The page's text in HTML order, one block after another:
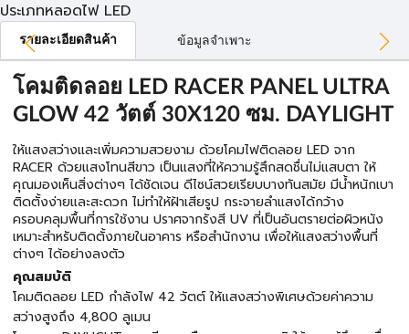
ประเภทหลอดไฟ LED
รายละเอียดสินค้า ข้อมูลจำเพาะ
โคมติดลอย LED RACER PANEL ULTRA
GLOW 42 วัตต์ 30X120 ซม. DAYLIGHT
ให้แสงสว่างและเพิ่มความสวยงาม ด้วยโคมไฟติดลอย LED จาก
RACER ด้วยแสงโทนสีขาว เป็นแสงที่ให้ความรู้สึกสดชื่นไม่แสบตา ให้
คุณมองเห็นสิ่งต่างๆ ได้ชัดเจน ดีไซน์สวยเรียบบางทันสมัย มีน้ำหนักเบา
ติดตั้งง่ายและสะดวก ไม่ทำให้ฝ้าเสียรูป กระจายลำแสงได้กว้าง
ครอบคลุมพื้นที่การใช้งาน ปราศจากรังสี UV ที่เป็นอันตรายต่อผิวหนัง
เหมาะสำหรับติดตั้งภายในอาคาร หรือสำนักงาน เพื่อให้แสงสว่างพื้นที่
ต่างๆ ได้อย่างลงตัว
คุณสมบัติ
โคมติดลอย LED กำลังไฟ 42 วัตต์ ให้แสงสว่างพิเศษด้วยค่าความ
สว่างสูงถึง 4,800 ลูเมน